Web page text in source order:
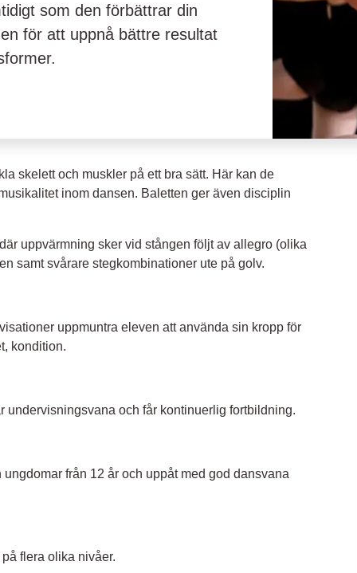
som den förbättrar din
för att uppnå bättre resultat
skelett och muskler på ett bra sätt. Här kan de
inom dansen. Baletten ger även disciplin
uppvärmning sker vid stången följt av allegro (olika
samt svårare stegkombinationer ute på golv.
uppmuntra eleven att använda sin kropp för
kondition.
undervisningsvana och får kontinuerlig fortbildning.
från 12 år och uppåt med god dansvana
flera olika nivåer.